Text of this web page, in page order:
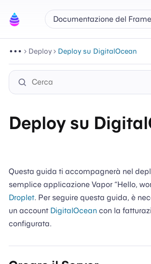
Documentazione del
Deploy Deploy su DigitalOcean
Deploy su
Questa guida ti accompagnerà nel
semplice applicazione Vapor “Hello,
Droplet. Per seguire questa guida, è
un account DigitalOceancon la
configurata.